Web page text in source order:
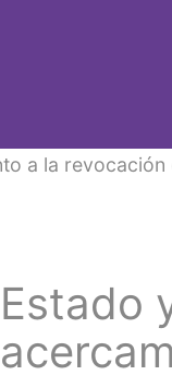
a la revocación
Estado